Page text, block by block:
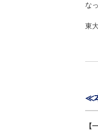
な
東
≪
【